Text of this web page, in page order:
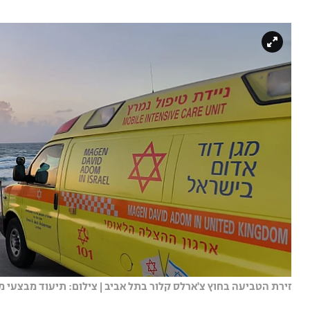
זירת הטביעה בחוץ צ'ארלס קלור בתל אביב | צילום: תיעוד מבצעי